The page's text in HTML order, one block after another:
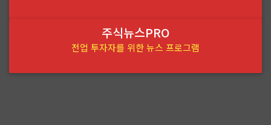
주식뉴스PRO
전업 투자자를 위한 뉴스 프로그램